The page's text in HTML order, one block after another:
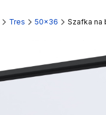
Tres 50x36 Szafka na